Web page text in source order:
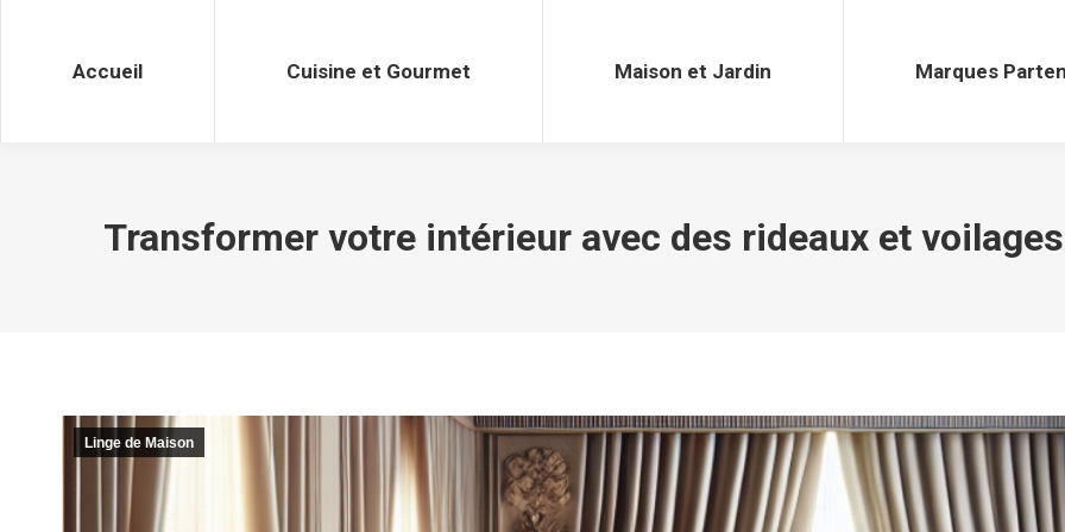
Accueil Cuisine et Gourmet Maison et Jardin Marques
Transformer votre intérieur avec des rideaux et
Linge de Maison